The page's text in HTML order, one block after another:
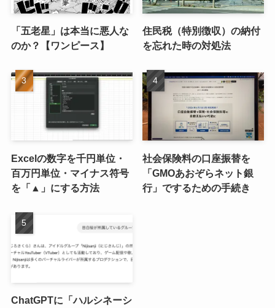
「五老星」は本当に悪人な
のか？【ワンピース】
住民税（特別徴収）の納付
を忘れた時の対処法
Excelの数字を千円単位・
百万円単位・マイナス符号
を「▲」にする方法
社会保険料の口座振替を
「GMOあおぞらネット銀
行」でするための手続き
ChatGPTに「ハルシネーシ